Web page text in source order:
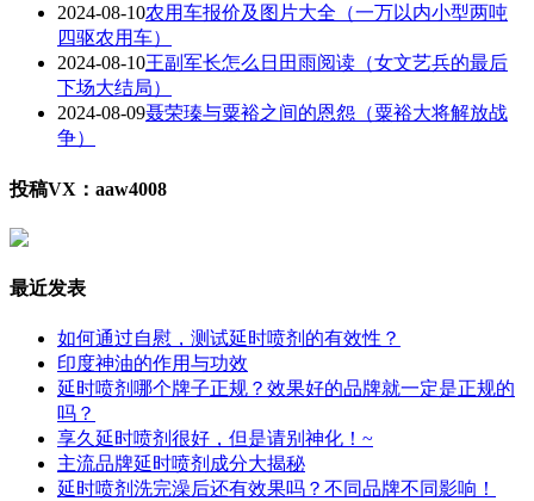
2024-08-10农用车报价及图片大全（一万以内小型两吨
四驱农用车）
2024-08-10王副军长怎么日田雨阅读（女文艺兵的最后
下场大结局）
2024-08-09聂荣瑧与粟裕之间的恩怨（粟裕大将解放战
争）
投稿VX：aaw4008
最近发表
如何通过自慰，测试延时喷剂的有效性？
印度神油的作用与功效
延时喷剂哪个牌子正规？效果好的品牌就一定是正规的
吗？
享久延时喷剂很好，但是请别神化！~
主流品牌延时喷剂成分大揭秘
延时喷剂洗完澡后还有效果吗？不同品牌不同影响！